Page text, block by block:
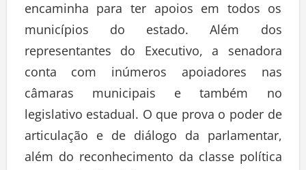
encaminha para ter apoios em todos os
municípios do estado. Além dos
representantes do Executivo, a senadora
conta com inúmeros apoiadores nas
câmaras municipais e também no
legislativo estadual. O que prova o poder de
articulação e de diálogo da parlamentar,
além do reconhecimento da classe política